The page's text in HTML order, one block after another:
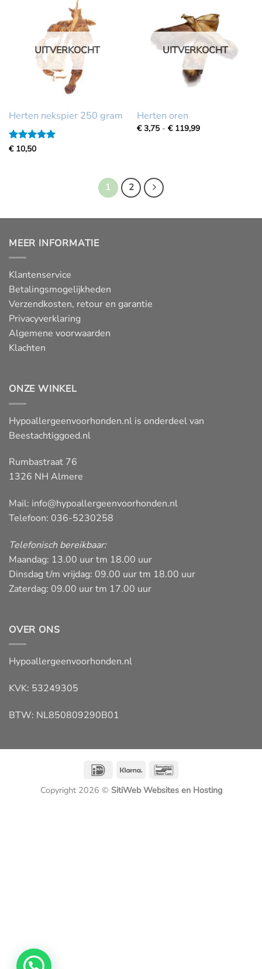
UITVERKOCHT
Herten nekspier 250 gram
Gewaardeerd
€ 10,50
UITVERKOCHT
Herten oren
€3,75 - € 119,99Prijsklasse:
1 2
MEER INFORMATIE
Klantenservice
Betalingsmogelijkheden
Verzendkosten, retour en garantie
Privacyverklaring
Algemene voorwaarden
Klachten
ONZE WINKEL
Hypoallergeenvoorhonden.nl is onderdeel van
Beestachtiggoed.nl
Rumbastraat 76
1326 NH Almere
Mail: info@hypoallergeenvoorhonden.nl
Telefoon: 036-5230258
Telefonisch bereikbaar:
Maandag: 13.00 uur tm 18.00 uur
Dinsdag t/m vrijdag: 09.00 uur tm 18.00 uur
Zaterdag: 09.00 uur tm 17.00 uur
OVER ONS
Hypoallergeenvoorhonden.nl
KVK: 53249305
BTW: NL850809290B01
IDeal Klarna
Copyright 2026 © SitiWeb Websites en Hosting